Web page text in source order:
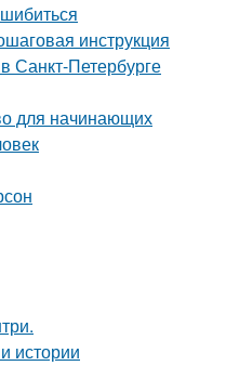
инструкция
Санкт-Петербурге
для начинающих
истории